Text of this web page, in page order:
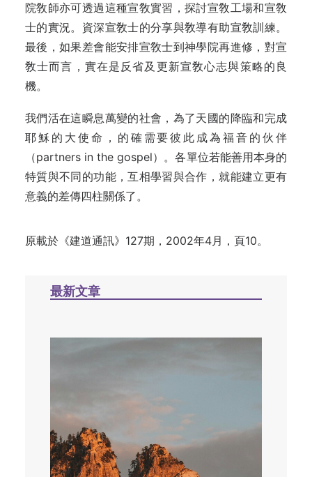
院敎師亦可透過這種宣敎實習，探討宣敎工場和宣敎
士的實況。資深宣敎士的分享與敎導有助宣敎訓練。
最後，如果差會能安排宣敎士到神學院再進修，對宣
敎士而言，實在是反省及更新宣敎心志與策略的良
機。
我們活在這瞬息萬變的社會，為了天國的降臨和完成
耶穌的大使命，的確需要彼此成為福音的伙伴
（partners in the gospel）。各單位若能善用本身的
特質與不同的功能，互相學習與合作，就能建立更有
意義的差傳四柱關係了。
原載於《建道通訊》127期，2002年4月，頁10。
最新文章